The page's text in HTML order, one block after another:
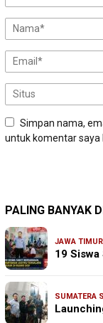
Simpan nama,
untuk komentar saya
PALING BANYAK
JAWA TIMUR
19 Siswa
SUMATERA